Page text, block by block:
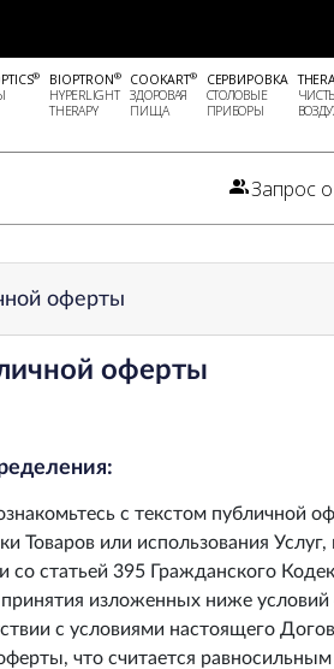
® BIOPTRON®
HYPERLIGHT
THERAPY
COOKART®
ЗДОРОВАЯ
ПИЩА
СЕРВИРОВКА
СТОЛОВЫЕ
ПРИБОРЫ
Запрос
оферты
оферты
с текстом публичной
Товаров или использования
статьей 395 Гражданского
изложенных ниже
с условиями настоящего
что считается